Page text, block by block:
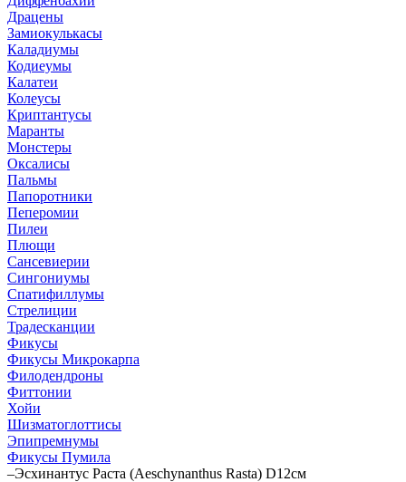
Драцены
Замиокулькасы
Каладиумы
Кодиеумы
Калатеи
Колеусы
Криптантусы
Маранты
Монстеры
Оксалисы
Пальмы
Папоротники
Пеперомии
Пилеи
Плющи
Сансевиерии
Сингониумы
Спатифиллумы
Стрелиции
Традесканции
Фикусы
Фикусы Микрокарпа
Филодендроны
Фиттонии
Хойи
Шизматоглоттисы
Эпипремнумы
Фикусы Пумила
–Эсхинантус Раста (Aeschynanthus Rasta) D12см